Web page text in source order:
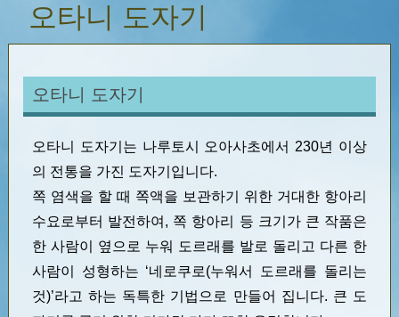
오타니 도자기
오타니 도자기
오타니 도자기는 나루토시 오아사초에서 230년 이상
의 전통을 가진 도자기입니다.
쪽 염색을 할 때 쪽액을 보관하기 위한 거대한 항아리
수요로부터 발전하여, 쪽 항아리 등 크기가 큰 작품은
한 사람이 옆으로 누워 도르래를 발로 돌리고 다른 한
사람이 성형하는 ‘네로쿠로(누워서 도르래를 돌리는
것)’라고 하는 독특한 기법으로 만들어 집니다. 큰 도